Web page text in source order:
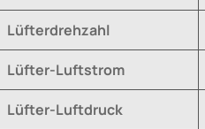
Lüfterdrehzahl
Lüfter-Luftstrom
Lüfter-Luftdruck